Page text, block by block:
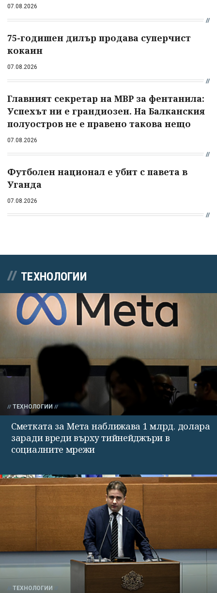
07.08.2026
75-годишен дилър продава суперчист
кокаин
07.08.2026
Главният секретар на МВР за фентанила:
Успехът ни е грандиозен. На Балканския
полуостров не е правено такова нещо
07.08.2026
Футболен национал е убит с павета в
Уганда
07.08.2026
ТЕХНОЛОГИИ
ТЕХНОЛОГИИ
Сметката за Мета наближава 1 млрд. долара
заради вреди върху тийнейджъри в
социалните мрежи
ТЕХНОЛОГИИ